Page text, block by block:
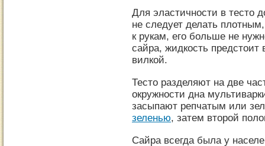
Для эластичности в тесто
не следует делать
к рукам, его больше не
сайра, жидкость
вилкой.
Тесто разделяют на две
окружности дна
засыпают репчатым или
зеленью, затем второй
Сайра всегда была у